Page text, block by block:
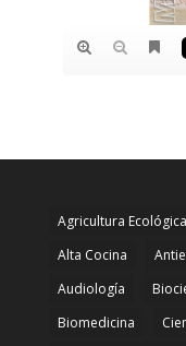
Agricultura Ecológica
Alta Cocina
Audiología
Biomedicina